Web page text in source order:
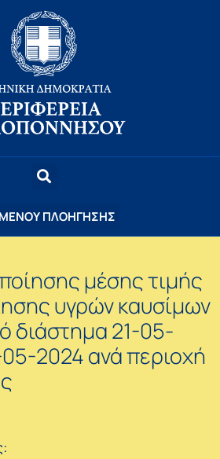
μέσης τιμής
υγρών καυσίμων
διάστημα 21-05-
2024 ανά περιοχή